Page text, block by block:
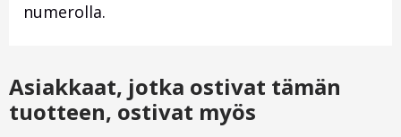
numerolla.
Asiakkaat, jotka ostivat tämän
tuotteen, ostivat myös